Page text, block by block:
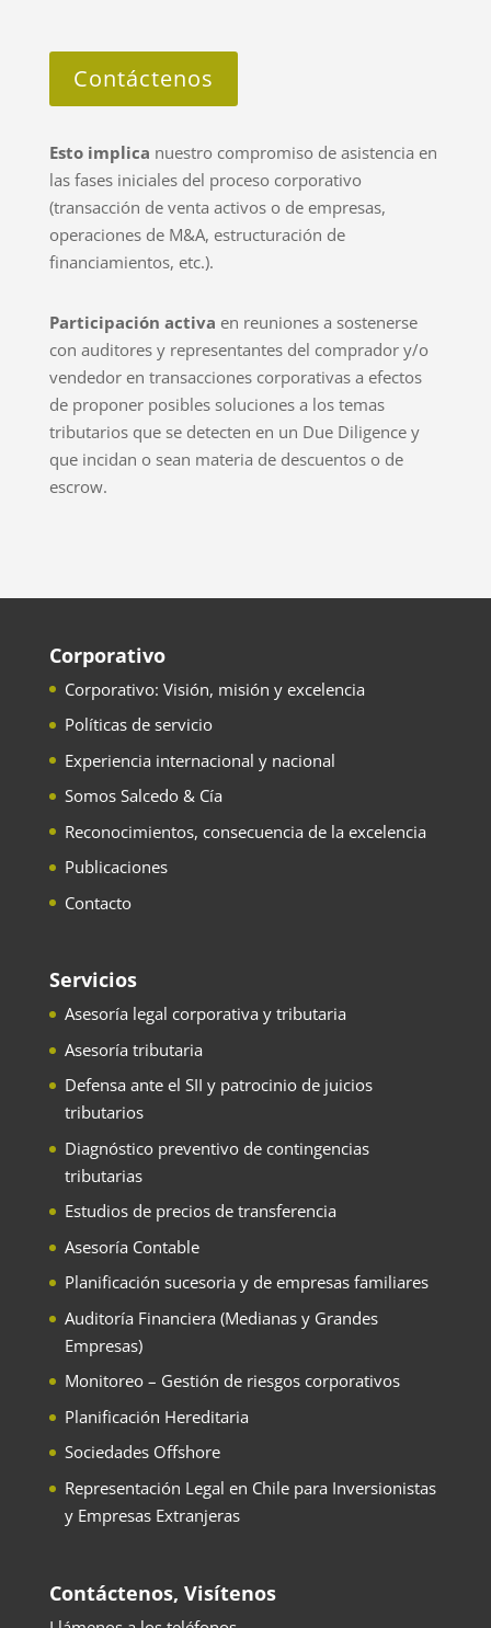
Contáctenos
Esto implica nuestro compromiso de asistencia en
las fases iniciales del proceso corporativo
(transacción de venta activos o de empresas,
operaciones de M&A, estructuración de
financiamientos, etc.).
Participación activa en reuniones a sostenerse
con auditores y representantes del comprador y/o
vendedor en transacciones corporativas a efectos
de proponer posibles soluciones a los temas
tributarios que se detecten en un Due Diligence y
que incidan o sean materia de descuentos o de
escrow.
Corporativo
Corporativo: Visión, misión y excelencia
Políticas de servicio
Experiencia internacional y nacional
Somos Salcedo & Cía
Reconocimientos, consecuencia de la excelencia
Publicaciones
Contacto
Servicios
Asesoría legal corporativa y tributaria
Asesoría tributaria
Defensa ante el SII y patrocinio de juicios
tributarios
Diagnóstico preventivo de contingencias
tributarias
Estudios de precios de transferencia
Asesoría Contable
Planificación sucesoria y de empresas familiares
Auditoría Financiera (Medianas y Grandes
Empresas)
Monitoreo – Gestión de riesgos corporativos
Planificación Hereditaria
Sociedades Offshore
Representación Legal en Chile para Inversionistas
y Empresas Extranjeras
Contáctenos, Visítenos